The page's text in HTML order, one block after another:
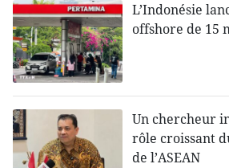
L’Indonésie
offshore de 15
Un chercheur
rôle croissant
de l’ASEAN